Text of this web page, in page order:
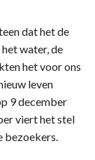
dat het de
water, de
het voor ons
leven
9 december
viert het stel
bezoekers.